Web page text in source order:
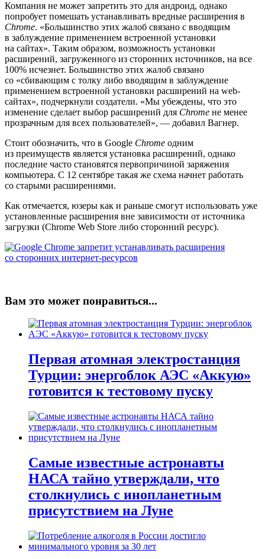
Компания не может запретить это для андроид, однако
попробует помешать устанавливать вредные расширения в
Chrome. «Большинство этих жалоб связано с вводящим
в заблуждение применением встроенной установки
на сайтах». Таким образом, возможность установки
расширений, загруженного из сторонних источников, на все
100% исчезнет. Большинство этих жалоб связано
со «сбивающим с толку либо вводящим в заблуждение
применением встроенной установки расширений на web-
сайтах», подчеркнули создатели. «Мы убеждены, что это
изменение сделает выбор расширений для Chrome не менее
прозрачным для всех пользователей», — добавил Вагнер.
Стоит обозначить, что в Google Chrome одним
из преимуществ является установка расширений, однако
последние часто становятся первопричиной заряжения
компьютера. С 12 сентябре такая же схема начнет работать
со старыми расширениями.
Как отмечается, юзеры как и раньше смогут использовать уже
установленные расширения вне зависимости от источника
загрузки (Chrome Web Store либо сторонний ресурс).
Вам это может понравиться...
Первая атомная электростанция
Турции: энергоблок АЭС «Аккую»
готовится к тестовому пуску
Самые известные астронавты
НАСА тайно утверждали, что
столкнулись с инопланетным
присутствием на Луне